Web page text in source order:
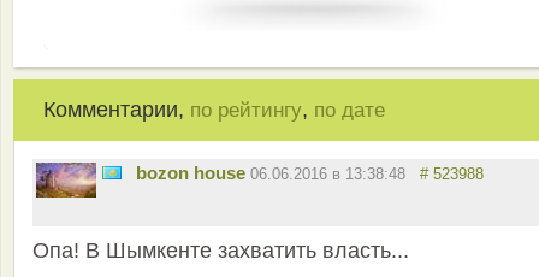
Комментарии, по рейтингу, по дате
bozon house 06.06.2016 в 13:38:48 # 523988
Опа! В Шымкенте захватить власть...